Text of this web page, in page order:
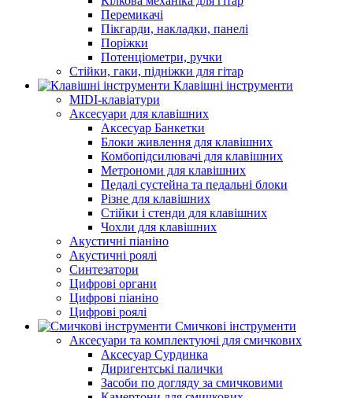
Перемикачі
Пікгарди, накладки, панелі
Поріжки
Потенціометри, ручки
Стійки, гаки, підніжки для гітар
Клавішні інструменти
MIDI-клавіатури
Аксесуари для клавішних
Аксесуар Банкетки
Блоки живлення для клавішних
Комбопідсилювачі для клавішних
Метрономи для клавішних
Педалі сустейна та педальні блоки
Різне для клавішних
Стійки і стенди для клавішних
Чохли для клавішних
Акустичні піаніно
Акустичні роялі
Синтезатори
Цифрові органи
Цифрові піаніно
Цифрові роялі
Смичкові інструменти
Аксесуари та комплектуючі для смичкових
Аксесуар Сурдинка
Диригентські палички
Засоби по догляду за смичковими